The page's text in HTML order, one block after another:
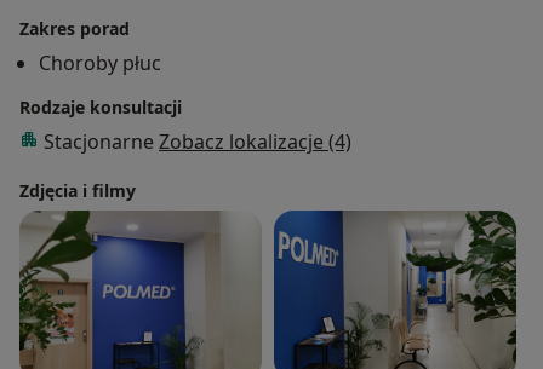
oddechową.
Od wielu lat zajmuję się diagnostyką i leczeniem
obturacyjnego bezdechu sennego.
Zakres porad
Choroby płuc
Rodzaje konsultacji
Stacjonarne Zobacz lokalizacje (4)
Zdjęcia i filmy